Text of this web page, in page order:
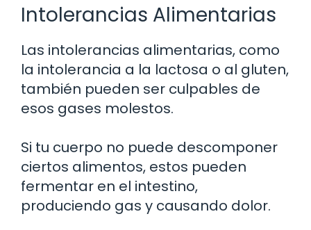
Intolerancias Alimentarias
Las intolerancias alimentarias, como
la intolerancia a la lactosa o al gluten,
también pueden ser culpables de
esos gases molestos.
Si tu cuerpo no puede descomponer
ciertos alimentos, estos pueden
fermentar en el intestino,
produciendo gas y causando dolor.